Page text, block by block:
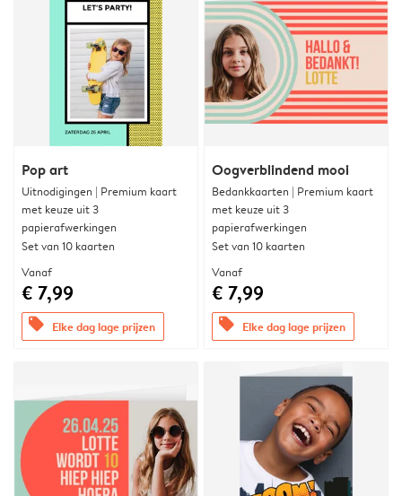
Pop art
Uitnodigingen | Premium kaart
met keuze uit 3
papierafwerkingen
Set van 10 kaarten
Vanaf
€ 7,99
offers Elke dag lage prijzen
Oogverblindend mooi
Bedankkaarten | Premium kaart
met keuze uit 3
papierafwerkingen
Set van 10 kaarten
Vanaf
€ 7,99
offers Elke dag lage prijzen